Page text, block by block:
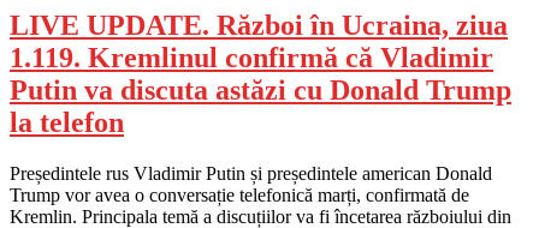
LIVE UPDATE. Război în Ucraina, ziua
1.119. Kremlinul confirmă că Vladimir
Putin va discuta astăzi cu Donald Trump
la telefon
Președintele rus Vladimir Putin și președintele american Donald
Trump vor avea o conversație telefonică marți, confirmată de
Kremlin. Principala temă a discuțiilor va fi încetarea războiului din